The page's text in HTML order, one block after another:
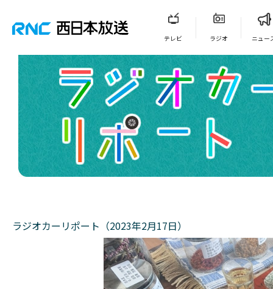
テレビ ラジオ ニュー
ラジオカーリポート（2023年2月17日）